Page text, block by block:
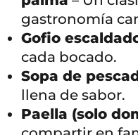
gastronomía
Gofio
cada bocado.
Sopa de
llena de sabor.
Paella (solo